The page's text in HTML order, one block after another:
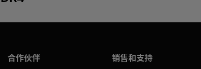
合作伙伴 销售和支持